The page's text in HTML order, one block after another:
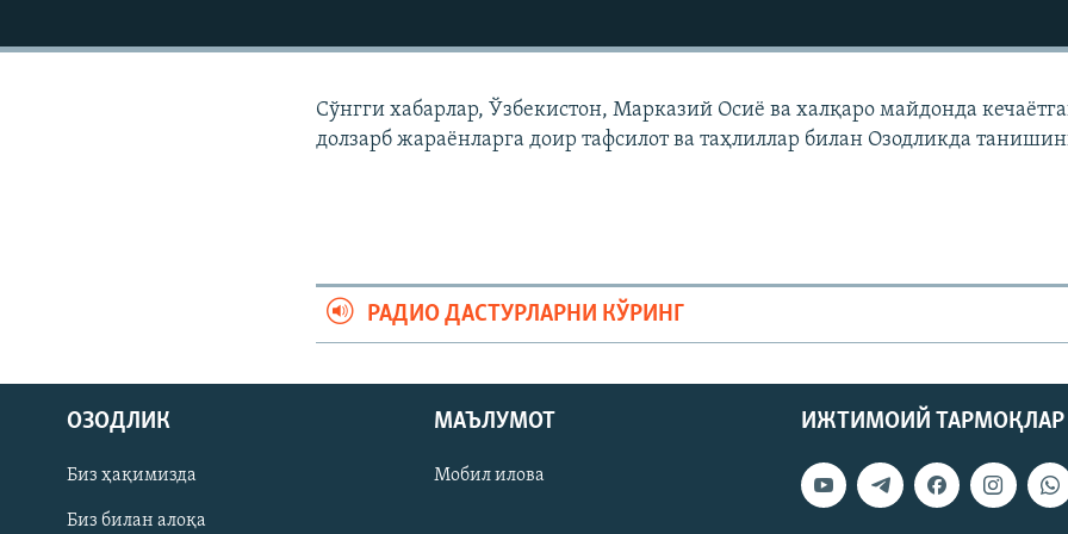
На русском
ИЖТИМОИЙ ТАРМОҚЛАР
Сўнгги хабарлар, Ўзбекистон, Марказий Осиë ва халқаро майдонда
долзарб жараëнларга доир тафсилот ва таҳлиллар билан Озодликда
РАДИО ДАСТУРЛАРНИ КЎРИНГ
ИЖТИМОИЙ ТАРМОҚЛАР
ОЗОДЛИК
Биз ҳақимизда
Биз билан алоқа
МАЪЛУМОТ
Мобил илова